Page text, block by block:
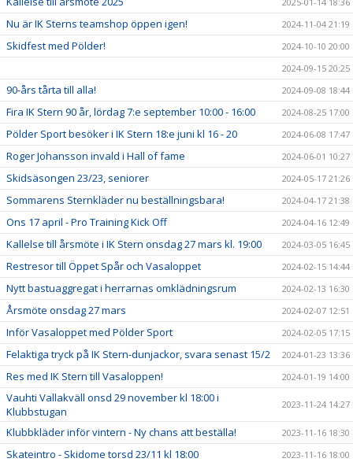
Nu är IK Sterns teamshop öppen igen! 2024-11-04 21:19
Skidfest med Pölder!
2024-10-10 20:00
2024-09-15 20:25
90-års tårta till alla! 2024-09-08 18:44
Fira IK Stern 90 år, lördag 7:e september 10:00 - 16:00 2024-08-25 17:00
Pölder Sport besöker i IK Stern 18:e juni kl 16 - 20 2024-06-08 17:47
Roger Johansson invald i Hall of fame 2024-06-01 10:27
Skidsäsongen 23/23, seniorer 2024-05-17 21:26
Sommarens Sternkläder nu beställningsbara! 2024-04-17 21:38
Ons 17 april - Pro Training Kick Off 2024-04-16 12:49
Kallelse till årsmöte i IK Stern onsdag 27 mars kl. 19:00 2024-03-05 16:45
Restresor till Öppet Spår och Vasaloppet 2024-02-15 14:44
Nytt bastuaggregat i herrarnas omklädningsrum 2024-02-13 16:30
Årsmöte onsdag 27 mars 2024-02-07 12:51
Inför Vasaloppet med Pölder Sport 2024-02-05 17:15
Felaktiga tryck på IK Stern-dunjackor, svara senast 15/2 2024-01-23 13:36
Res med IK Stern till Vasaloppen! 2024-01-19 14:00
Vauhti Vallakväll onsd 29 november kl 18:00 i
Klubbstugan
2023-11-24 14:27
Klubbkläder inför vintern - Ny chans att beställa! 2023-11-16 18:30
Skateintro - Skidome torsd 23/11 kl 18:00 2023-11-16 18:00